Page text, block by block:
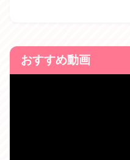
おすすめ動画